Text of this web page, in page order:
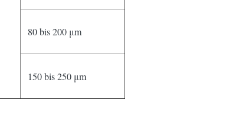
80 bis 200 μm
150 bis 250 μm